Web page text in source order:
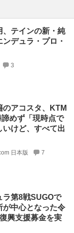
、テインの新・純
デュラ・プロ・
3
アコスタ、KTM
めず「現時点で
いけど、すべて出
日本版 7
ラ第8戦SUGOで
が中心となった令
興支援募金を実